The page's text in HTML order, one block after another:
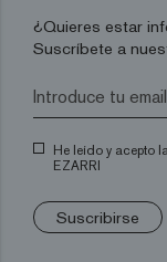
¿Quieres estar
Suscríbete a
He leído y acepto
EZARRI
Suscribirse